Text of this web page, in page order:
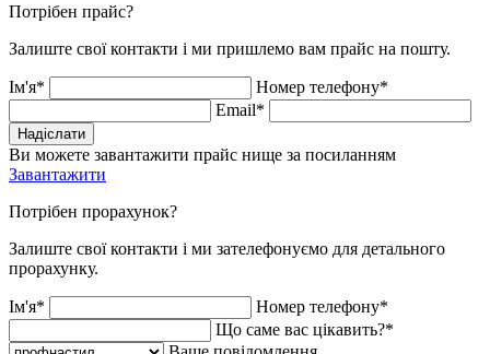
Потрібен прайс?
Залиште свої контакти і ми пришлемо вам прайс на пошту.
Ім'я*
Номер телефону*
Email*
Надіслати
Ви можете завантажити прайс нище за посиланням
Завантажити
Потрібен прорахунок?
Залиште свої контакти і ми зателефонуємо для детального
прорахунку.
Ім'я*
Номер телефону*
Що саме вас цікавить?*